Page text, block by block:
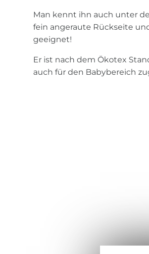
Man kennt ihn auch unter
fein angeraute Rückseite
geeignet!
Er ist nach dem Ökotex
auch für den Babybereich